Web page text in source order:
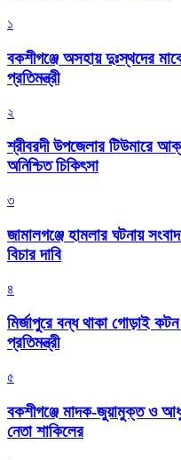
১
বকশীগঞ্জে অসহায় দুঃস্থদের
প্রতিমন্ত্রী
২
শ্রীবরদী উপজেলার টিউমারে
অনিশ্চিত চিকিৎসা
৩
জামালগঞ্জে হামলার ঘটনায়
বিচার দাবি
৪
মির্জাপুরে বন্ধ থাকা গোড়াই
প্রতিমন্ত্রী
৫
বকশীগঞ্জে মাদক-জুয়ামুক্ত ও
নেতা শাকিলের